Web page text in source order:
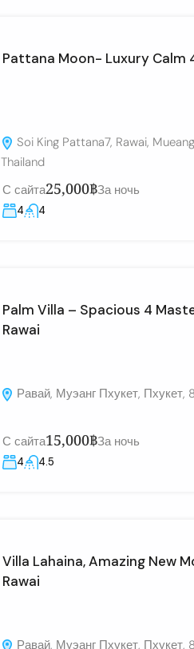
Pattana Moon- Luxury Calm
Soi King Pattana7, Rawai,
Thailand
С сайта25,000฿За ночь
4 4
Palm Villa – Spacious 4
Rawai
Равай, Муэанг Пхукет, Пхукет,
С сайта15,000฿За ночь
4 4.5
Villa Lahaina, Amazing New
Rawai
Равай, Муэанг Пхукет, Пхукет,